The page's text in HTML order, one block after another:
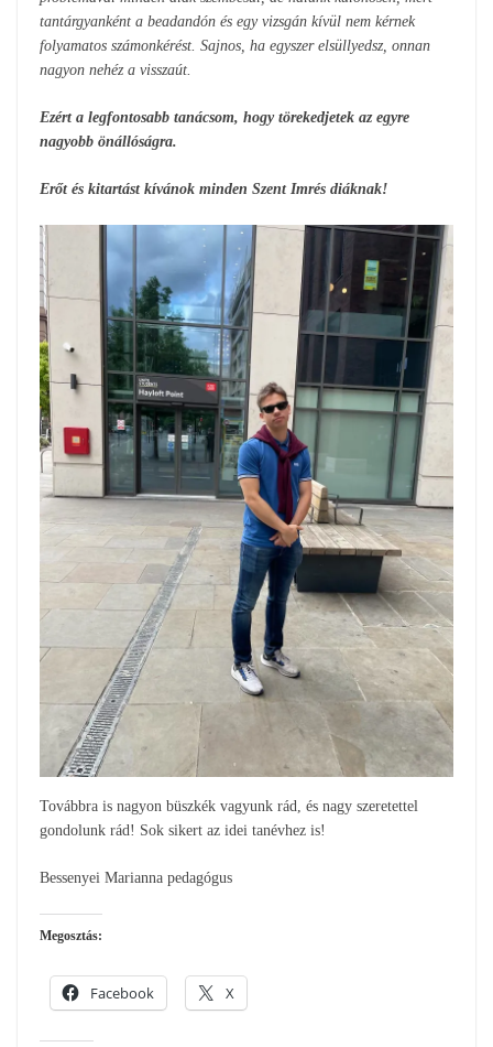
tantárgyanként a beadandón és egy vizsgán kívül nem kérnek
folyamatos számonkérést. Sajnos, ha egyszer elsüllyedsz, onnan
nagyon nehéz a visszaút.
Ezért a legfontosabb tanácsom, hogy törekedjetek az egyre
nagyobb önállóságra.
Erőt és kitartást kívánok minden Szent Imrés diáknak!
Továbbra is nagyon büszkék vagyunk rád, és nagy szeretettel
gondolunk rád! Sok sikert az idei tanévhez is!
Bessenyei Marianna pedagógus
Megosztás:
Facebook X